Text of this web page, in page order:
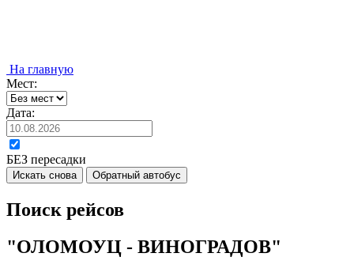
На главную
Мест:
Дата:
БЕЗ пересадки
Искать снова Обратный автобус
Поиск рейсов
"ОЛОМОУЦ - ВИНОГРАДОВ"